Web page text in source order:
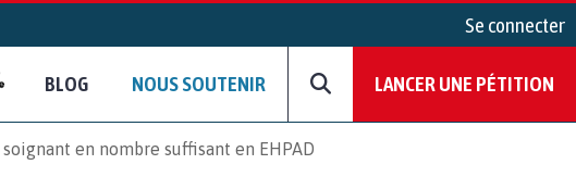
Se connecter
BLOG NOUS SOUTENIR LANCER UNE PÉTITION
en nombre suffisant en EHPAD